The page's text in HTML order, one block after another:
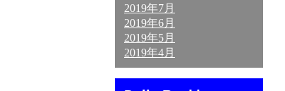
2019年7月
2019年6月
2019年5月
2019年4月